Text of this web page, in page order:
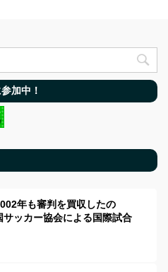
加中！
年も審判を買収したの
サッカー協会による国際試合